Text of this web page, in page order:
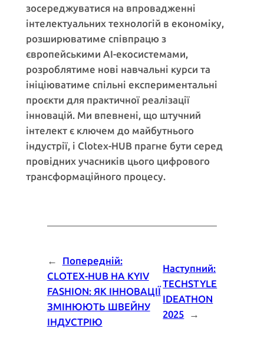
зосереджуватися на впровадженні
інтелектуальних технологій в економіку,
розширюватиме співпрацю з
європейськими AI-екосистемами,
розроблятиме нові навчальні курси та
ініціюватиме спільні експериментальні
проєкти для практичної реалізації
інновацій. Ми впевнені, що штучний
інтелект є ключем до майбутнього
індустрії, і Clotex-HUB прагне бути серед
провідних учасників цього цифрового
трансформаційного процесу.
←
Попередній:
CLOTEX-HUB НА KYIV
FASHION: ЯК ІННОВАЦІЇ
ЗМІНЮЮТЬ ШВЕЙНУ
ІНДУСТРІЮ
Наступний:
TECHSTYLE
IDEATHON
2025 →